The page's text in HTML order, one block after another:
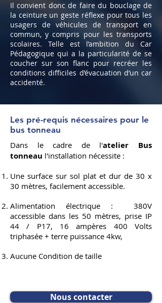
Il convient donc de faire du bouclage de
la ceinture un geste réflexe pour tous les
usagers de véhicules de transport en
commun, y compris pour les transports
scolaires. Telle est l’ambition du Car
Pédagogique qui a la particularité de se
coucher sur son flanc pour recréer les
conditions difficiles d’évacuation d’un car
accidenté.
Les pré-requis nécessaires pour le
bus tonneau
Dans le cadre de l'atelier Bus
tonneau l'installation nécessite :
Une surface sur sol plat et dur de 30 x
30 mètres, facilement accessible.
Alimentation électrique : 380V
accessible dans les 50 mètres, prise IP
44 / P17, 16 ampères 400 Volts
triphasée + terre puissance 4kw,
Aucune Condition de taille
Nous contacter